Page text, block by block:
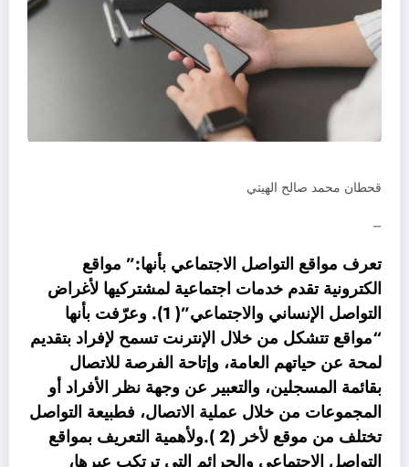
قحطان محمد صالح الهيتي
–
تعرف مواقع التواصل الاجتماعي بأنها:” مواقع
الكترونية تقدم خدمات اجتماعية لمشتركيها لأغراض
التواصل الإنساني والاجتماعي”( 1). وعرّفت بأنها
“مواقع تتشكل من خلال الإنترنت تسمح لإفراد بتقديم
لمحة عن حياتهم العامة، وإتاحة الفرصة للاتصال
بقائمة المسجلين، والتعبير عن وجهة نظر الأفراد أو
المجموعات من خلال عملية الاتصال، فطبيعة التواصل
تختلف من موقع لأخر (2 ).ولأهمية التعريف بمواقع
التواصل الاجتماعي والجرائم التي ترتكب عبرها،